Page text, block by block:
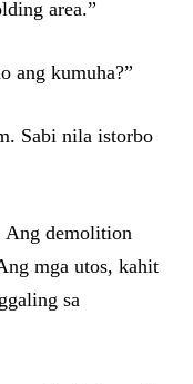
area.”
ang kumuha?”
Sabi nila istorbo
Ang demolition
mga utos, kahit
sa